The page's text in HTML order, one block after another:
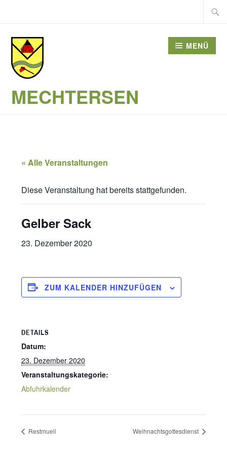
springen
Suche
MECHTERSEN
MENÜ
« Alle Veranstaltungen
Diese Veranstaltung hat bereits stattgefunden.
Gelber Sack
23. Dezember 2020
ZUM KALENDER HINZUFÜGEN
DETAILS
Datum:
23. Dezember 2020
Veranstaltungskategorie:
Abfuhrkalender
Restmuell Weihnachtsgottesdienst